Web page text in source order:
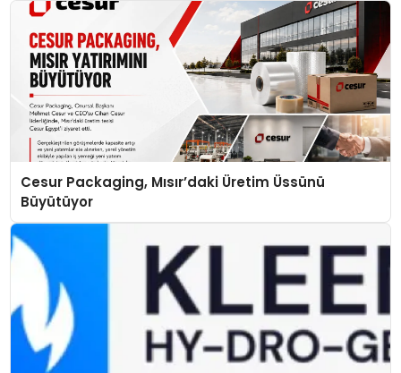
Cesur Packaging, Mısır’daki Üretim Üssünü
Büyütüyor